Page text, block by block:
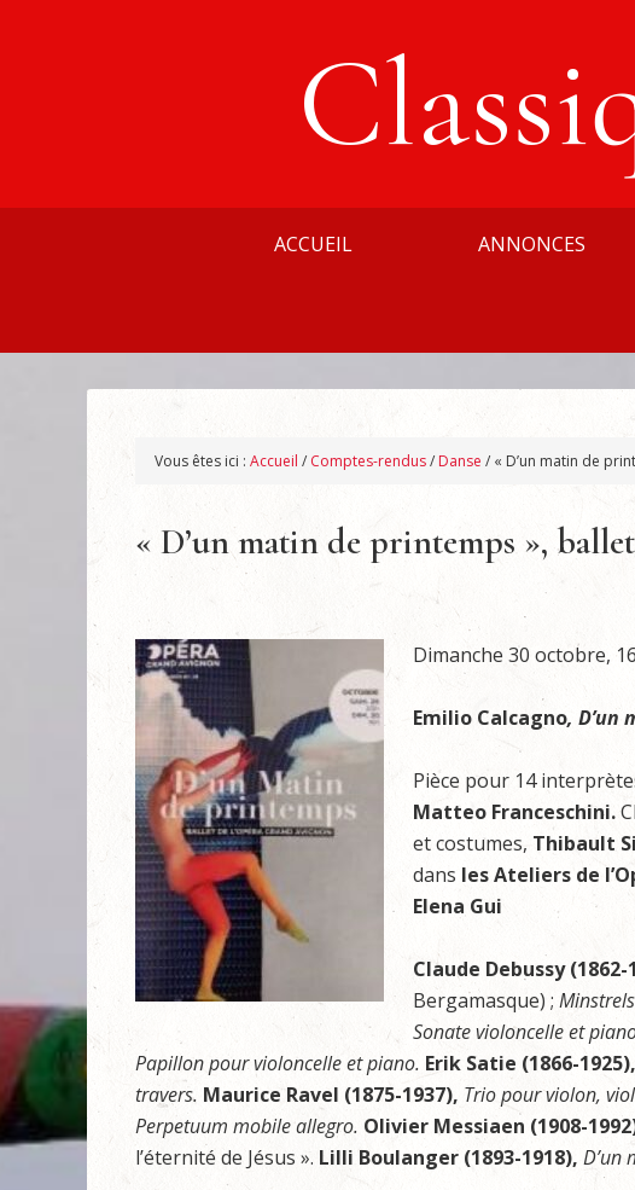
ACCUEIL ANNONCES
Vous êtes ici : Accueil / Comptes-rendus/ Danse / « D’un matin de
« D’un matin de printemps »,
Dimanche 30 octobre,
Emilio Calcagno, D’un
Pièce pour 14
Matteo Franceschini.
et costumes, Thibault
dans les Ateliers de
Elena Gui
Claude Debussy
Bergamasque) ; Minstrels
Sonate violoncelle et
Papillon pour violoncelle et piano. Erik Satie (1866-1925),
travers. Maurice Ravel (1875-1937), Trio pour violon,
Perpetuum mobile allegro. Olivier Messiaen (1908-
l’éternité de Jésus ». Lilli Boulanger (1893-1918), D’un